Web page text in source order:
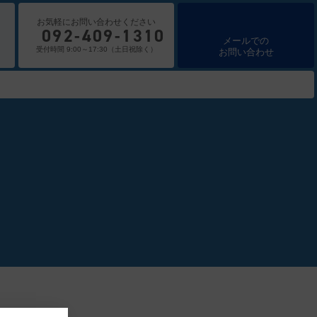
お気軽にお問い合わせください
092-409-1310
受付時間 9:00～17:30（土日祝除く）
メールでの
お問い合わせ